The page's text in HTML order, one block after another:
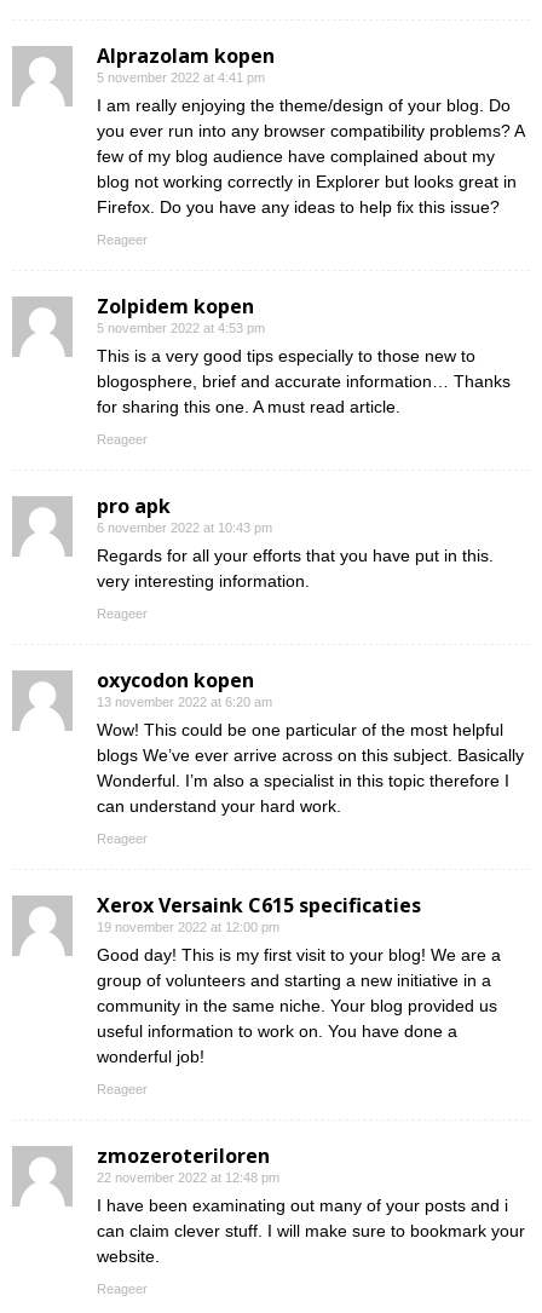
Alprazolam kopen
5 november 2022 at 4:41 pm
I am really enjoying the theme/design of your blog. Do
you ever run into any browser compatibility problems? A
few of my blog audience have complained about my
blog not working correctly in Explorer but looks great in
Firefox. Do you have any ideas to help fix this issue?
Reageer
Zolpidem kopen
5 november 2022 at 4:53 pm
This is a very good tips especially to those new to
blogosphere, brief and accurate information… Thanks
for sharing this one. A must read article.
Reageer
pro apk
6 november 2022 at 10:43 pm
Regards for all your efforts that you have put in this.
very interesting information.
Reageer
oxycodon kopen
13 november 2022 at 6:20 am
Wow! This could be one particular of the most helpful
blogs We’ve ever arrive across on this subject. Basically
Wonderful. I’m also a specialist in this topic therefore I
can understand your hard work.
Reageer
Xerox Versaink C615 specificaties
19 november 2022 at 12:00 pm
Good day! This is my first visit to your blog! We are a
group of volunteers and starting a new initiative in a
community in the same niche. Your blog provided us
useful information to work on. You have done a
wonderful job!
Reageer
zmozeroteriloren
22 november 2022 at 12:48 pm
I have been examinating out many of your posts and i
can claim clever stuff. I will make sure to bookmark your
website.
Reageer